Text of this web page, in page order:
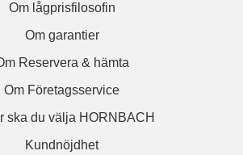
Om lågprisfilosofin
Om garantier
Reservera & hämta
Om Företagsservice
ska du välja HORNBACH
Kundnöjdhet